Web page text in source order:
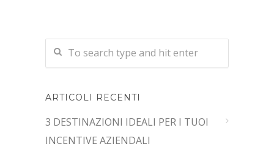
ARTICOLI RECENTI
3 DESTINAZIONI IDEALI PER I TUOI
INCENTIVE AZIENDALI